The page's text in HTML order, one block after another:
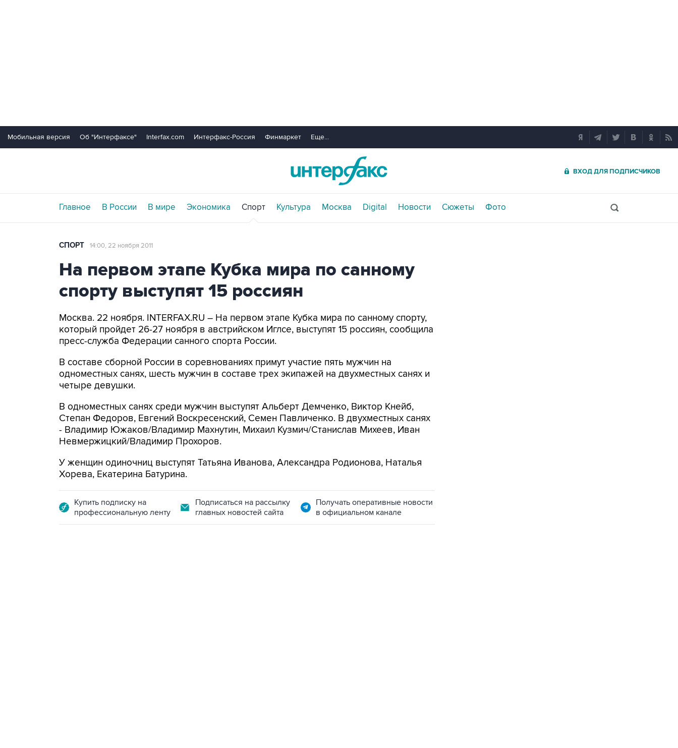
Мобильная версия Об "Интерфаксе" Interfax.com Интерфакс-Россия Финмаркет Еще...
ВХОД ДЛЯ ПОДПИСЧИКОВ
Главное В России В мире Экономика Спорт Культура Москва Digital Новости Сюжеты Фото
СПОРТ 14:00, 22 ноября 2011
На первом этапе Кубка мира по санному
спорту выступят 15 россиян
Москва. 22 ноября. INTERFAX.RU – На первом этапе Кубка мира по санному спорту,
который пройдет 26-27 ноября в австрийском Иглсе, выступят 15 россиян, сообщила
пресс-служба Федерации санного спорта России.
В составе сборной России в соревнованиях примут участие пять мужчин на
одноместных санях, шесть мужчин в составе трех экипажей на двухместных санях и
четыре девушки.
В одноместных санях среди мужчин выступят Альберт Демченко, Виктор Кнейб,
Степан Федоров, Евгений Воскресенский, Семен Павличенко. В двухместных санях
- Владимир Южаков/Владимир Махнутин, Михаил Кузмич/Станислав Михеев, Иван
Невмержицкий/Владимир Прохоров.
У женщин одиночниц выступят Татьяна Иванова, Александра Родионова, Наталья
Хорева, Екатерина Батурина.
Купить подписку на
профессиональную ленту
Подписаться на рассылку
главных новостей сайта
Получать оперативные новости
в официальном канале